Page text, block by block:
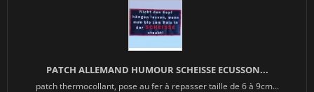
PATCH ALLEMAND HUMOUR SCHEISSE ECUSSON...
patch thermocollant, pose au fer à repasser taille de 6 à 9cm...